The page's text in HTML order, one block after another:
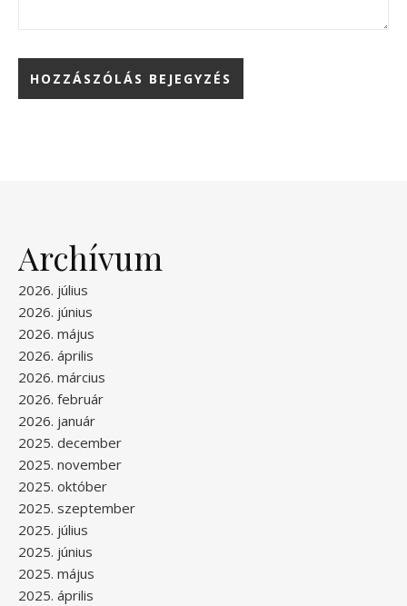
Archívum
2026. július
2026. június
2026. május
2026. április
2026. március
2026. február
2026. január
2025. december
2025. november
2025. október
2025. szeptember
2025. július
2025. június
2025. május
2025. április